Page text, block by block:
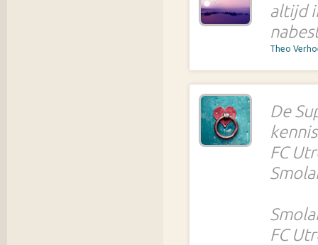
altijd
Theo
De
FC
FC